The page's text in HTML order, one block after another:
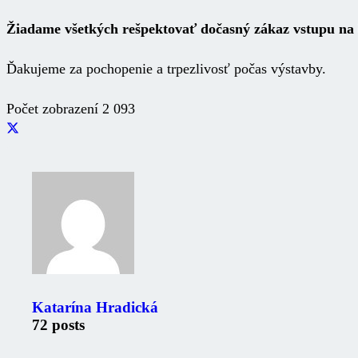
Žiadame všetkých rešpektovať dočasný zákaz vstupu
Ďakujeme za pochopenie a trpezlivosť počas výstavby.
Počet zobrazení 2 093
Katarína Hradická
72 posts
Zaujimavé odkazy
Oznámenia
Fotogaléria